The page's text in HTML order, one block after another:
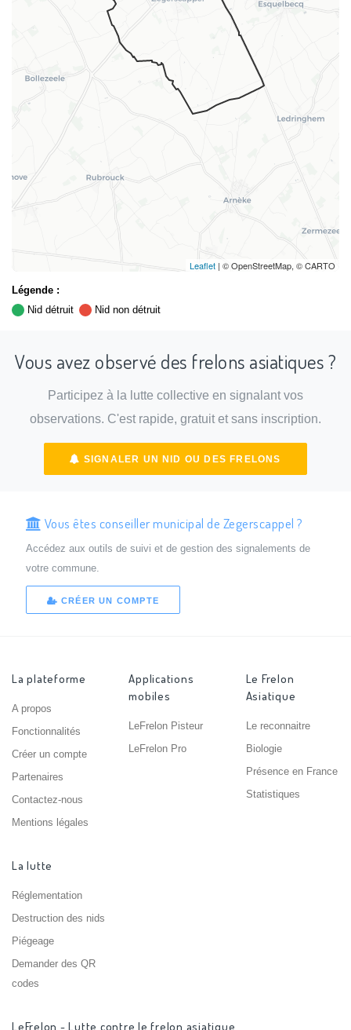
Leaflet | © OpenStreetMap, © CARTO
Légende :
Nid détruit
Nid non détruit
Vous avez observé des frelons asiatiques ?
Participez à la lutte collective en signalant vos
observations. C'est rapide, gratuit et sans inscription.
SIGNALER UN NID OU DES FRELONS
Vous êtes conseiller municipal de Zegerscappel ?
Accédez aux outils de suivi et de gestion des signalements de
votre commune.
CRÉER UN COMPTE
La plateforme
A propos
Fonctionnalités
Créer un compte
Partenaires
Contactez-nous
Mentions légales
Applications
mobiles
LeFrelon Pisteur
LeFrelon Pro
Le Frelon
Asiatique
Le reconnaitre
Biologie
Présence en France
Statistiques
La lutte
Réglementation
Destruction des nids
Piégeage
Demander des QR
codes
LeFrelon - Lutte contre le frelon asiatique